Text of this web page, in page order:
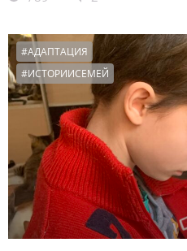
#АДАПТАЦИЯ
#ИСТОРИИСЕМЕЙ